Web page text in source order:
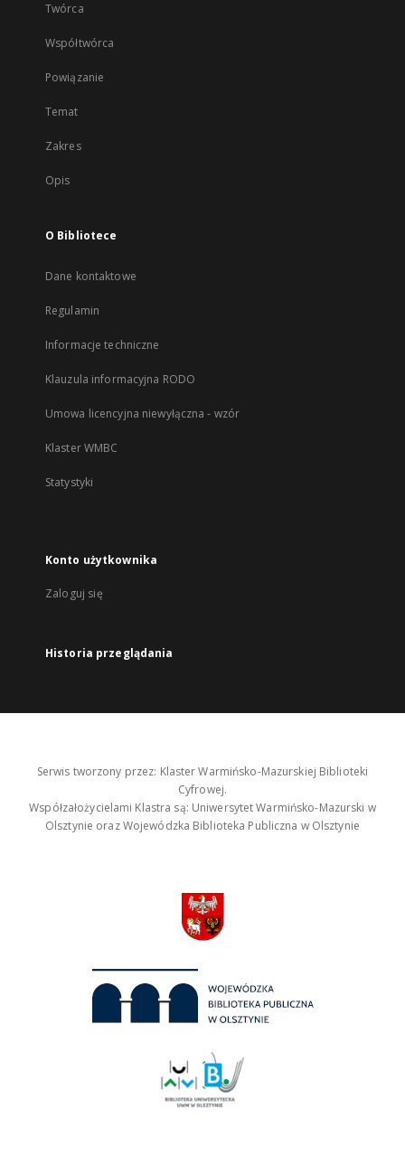
Twórca
Współtwórca
Powiązanie
Temat
Zakres
Opis
O Bibliotece
Dane kontaktowe
Regulamin
Informacje techniczne
Klauzula informacyjna RODO
Umowa licencyjna niewyłączna - wzór
Klaster WMBC
Statystyki
Konto użytkownika
Zaloguj się
Historia przeglądania
Serwis tworzony przez: Klaster Warmińsko-Mazurskiej Biblioteki
Cyfrowej.
Współzałożycielami Klastra są: Uniwersytet Warmińsko-Mazurski w
Olsztynie oraz Wojewódzka Biblioteka Publiczna w Olsztynie